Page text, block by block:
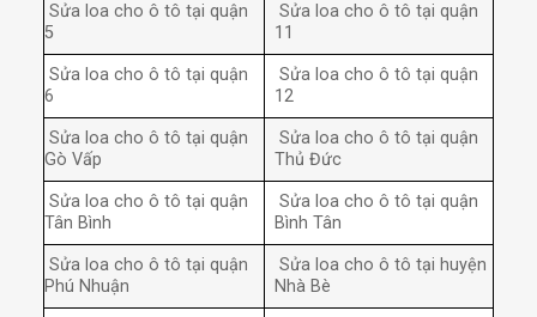
Sửa loa cho ô tô tại quận
5
Sửa loa cho ô tô tại quận
11
Sửa loa cho ô tô tại quận
6
Sửa loa cho ô tô tại quận
12
Sửa loa cho ô tô tại quận
Gò Vấp
Sửa loa cho ô tô tại quận
Thủ Đức
Sửa loa cho ô tô tại quận
Tân Bình
Sửa loa cho ô tô tại quận
Bình Tân
Sửa loa cho ô tô tại quận
Phú Nhuận
Sửa loa cho ô tô tại huyện
Nhà Bè